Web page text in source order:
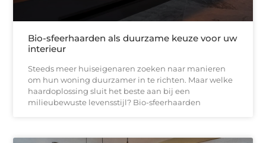
Bio-sfeerhaarden als duurzame keuze voor uw
interieur
Steeds meer huiseigenaren zoeken naar manieren
om hun woning duurzamer in te richten. Maar welke
haardoplossing sluit het beste aan bij een
milieubewuste levensstijl? Bio-sfeerhaarden